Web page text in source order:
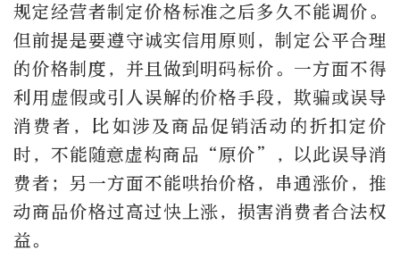
规定经营者制定价格标准之后多久不能调价。
但前提是要遵守诚实信用原则，制定公平合理
的价格制度，并且做到明码标价。一方面不得
利用虚假或引人误解的价格手段，欺骗或误导
消费者，比如涉及商品促销活动的折扣定价
时，不能随意虚构商品“原价”，以此误导消
费者；另一方面不能哄抬价格，串通涨价，推
动商品价格过高过快上涨，损害消费者合法权
益。